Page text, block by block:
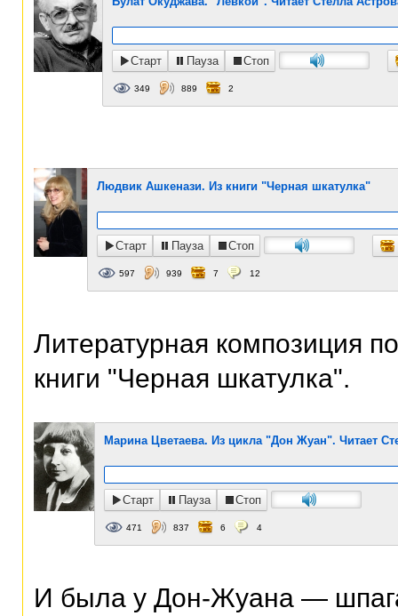
Старт Пауза Стоп
349 889 2
Людвик Ашкенази. Из книги "Черная шкатулка"
Старт Пауза Стоп
597 939 7 12
Литературная композиция
книги "Черная шкатулка".
Марина Цветаева. Из цикла "Дон Жуан". Читает
Старт Пауза Стоп
471 837 6 4
И была у Дон-Жуана —